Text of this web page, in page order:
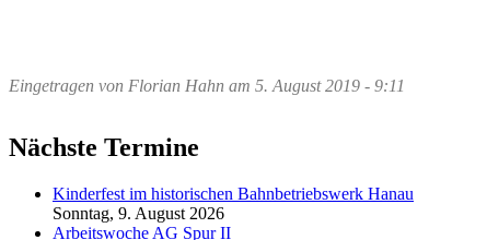
Eingetragen von Florian Hahn am 5. August 2019 - 9:11
Nächste Termine
Kinderfest im historischen Bahnbetriebswerk Hanau
Sonntag, 9. August 2026
Arbeitswoche AG Spur II